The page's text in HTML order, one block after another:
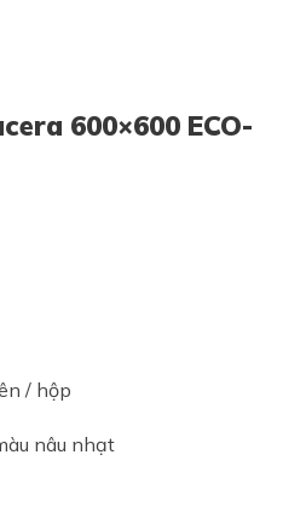
600×600 ECO-
/ hộp
nâu nhạt